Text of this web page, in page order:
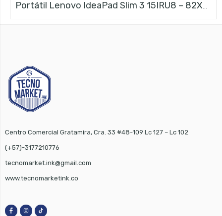
precio
precio
Centro Comercial Gratamira, Cra. 33 #48-109 Lc 127 – Lc 102
(+57)-3177210776
tecnomarket.ink@gmail.com
www.tecnomarketink.co